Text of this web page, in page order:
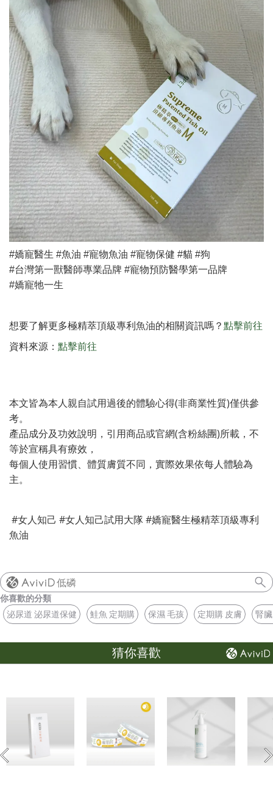
#嬌寵醫生 #魚油 #寵物魚油 #寵物保健 #貓 #狗
#台灣第一獸醫師專業品牌 #寵物預防醫學第一品牌
#嬌寵牠一生
想要了解更多極精萃頂級專利魚油的相關資訊嗎 ？ 點擊前往
資料來源： 點擊前往
本文皆為本人親自試用過後的體驗心得(非商業性質)僅供參
考。
產品成分及功效說明，引用商品或官網(含粉絲團)所載，不
等於宣稱具有療效，
每個人使用習慣、體質膚質不同，實際效果依每人體驗為
主。
#女人知己 #女人知己試用大隊 #嬌寵醫生極精萃頂級專利
魚油
低磷
你喜歡的分類
泌尿道 泌尿道保健
鮭魚 定期購 保濕 毛孩 定期購 皮膚 腎
猜你喜歡